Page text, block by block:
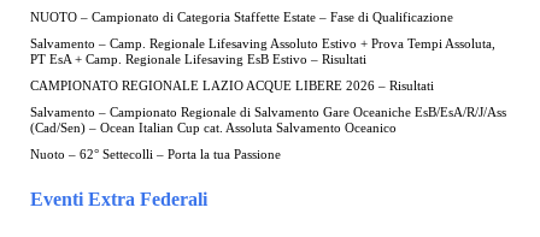
NUOTO – Campionato di Categoria Staffette Estate – Fase di Qualificazione
Salvamento – Camp. Regionale Lifesaving Assoluto Estivo + Prova Tempi Assoluta,
PT EsA + Camp. Regionale Lifesaving EsB Estivo – Risultati
CAMPIONATO REGIONALE LAZIO ACQUE LIBERE 2026 – Risultati
Salvamento – Campionato Regionale di Salvamento Gare Oceaniche EsB/EsA/R/J/Ass
(Cad/Sen) – Ocean Italian Cup cat. Assoluta Salvamento Oceanico
Nuoto – 62° Settecolli – Porta la tua Passione
Eventi Extra Federali